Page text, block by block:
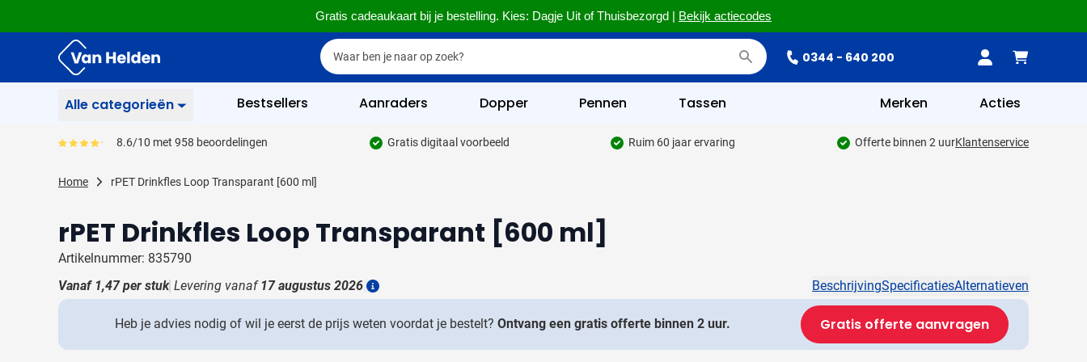
Gratis cadeaukaart bij je bestelling. Kies: Dagje Uit of Thuisbezorgd | Bekijk actiecodes
Ga naar de inhoud Zoek
Zoek
0344 - 640 200
Alle categorieën
Schrijfwaren
Toon submenu voor Zakelijk & Kantoor categorie
Toon submenu voor Drinkwaren categorie
Weggevertjes
Toon submenu voor Multimedia categorie
Tassen
Toon submenu voor Tassen categorie
Gereedschap & Veiligheid
Toon submenu voor Gereedschap & Veiligheid categorie
Bestsellers Aanraders Dopper Pennen Tassen Merken Acties
Gemiddeld reviewpercentage is 86
8.6/10 met 958 beoordelingen Gratis digitaal voorbeeld Ruim 60 jaar ervaring Offerte binnen 2 uurKlantenservice
Home rPET Drinkfles Loop Transparant [600 ml]
rPET Drinkfles Loop Transparant [600 ml]
Artikelnummer: 835790
Vanaf 1,47per stuk Levering vanaf 17 augustus 2026
Details
BeschrijvingSpecificatiesAlternatieven
Heb je advies nodig of wil je eerst de prijs weten voordat je bestelt? Ontvang een gratis offerte binnen 2 uur. Gratis offerte aanvragen